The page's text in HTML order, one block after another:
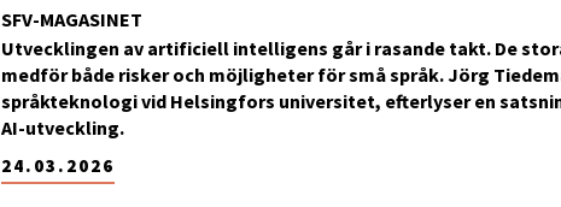
SFV-MAGASINET
24.03.2026
Utvecklingen av artificiell intelligens går i rasande takt. De
medför både risker och möjligheter för små språk. Jörg
språkteknologi vid Helsingfors universitet, efterlyser en
AI-utveckling.